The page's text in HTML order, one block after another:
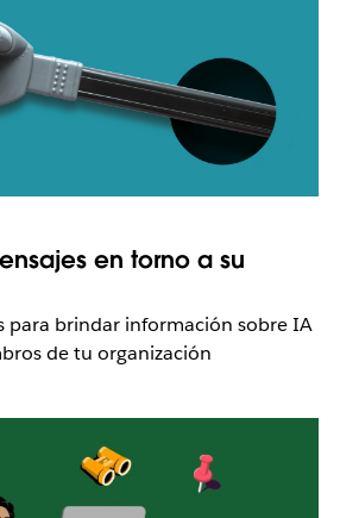
en torno a su
para brindar información sobre IA
de tu organización